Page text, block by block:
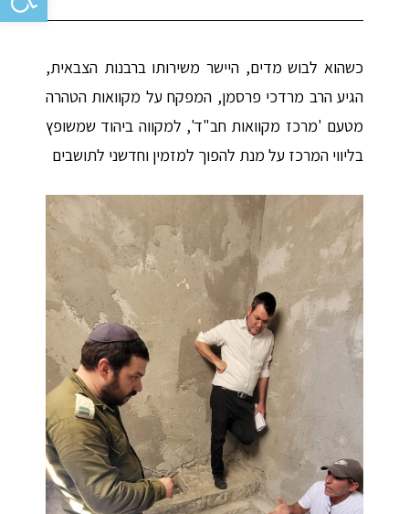
כשהוא לבוש מדים, היישר משירותו ברבנות הצבאית,
הגיע הרב מרדכי פרסמן, המפקח על מקוואות הטהרה
מטעם 'מרכז מקוואות חב"ד', למקווה ביהוד שמשופץ
בליווי המרכז על מנת להפוך למזמין וחדשני לתושבים